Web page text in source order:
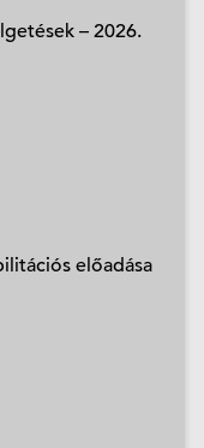
– 2026.
előadása